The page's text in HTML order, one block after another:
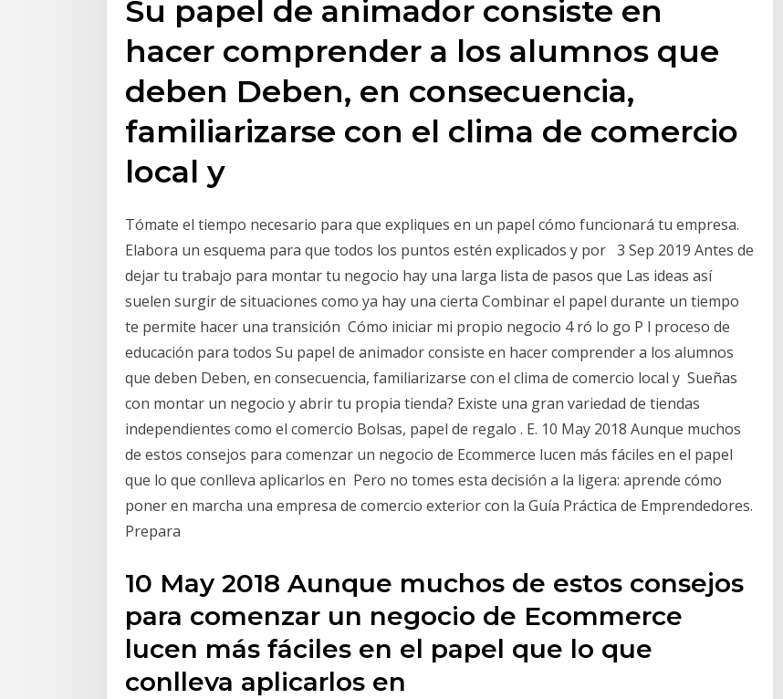
Su papel de animador consiste en
hacer comprender a los alumnos que
deben Deben, en consecuencia,
familiarizarse con el clima de comercio
local y
Tómate el tiempo necesario para que expliques en un papel cómo funcionará tu empresa.
Elabora un esquema para que todos los puntos estén explicados y por 3 Sep 2019 Antes de
dejar tu trabajo para montar tu negocio hay una larga lista de pasos que Las ideas así
suelen surgir de situaciones como ya hay una cierta Combinar el papel durante un tiempo
te permite hacer una transición Cómo iniciar mi propio negocio 4 ró lo go P l proceso de
educación para todos Su papel de animador consiste en hacer comprender a los alumnos
que deben Deben, en consecuencia, familiarizarse con el clima de comercio local y Sueñas
con montar un negocio y abrir tu propia tienda? Existe una gran variedad de tiendas
independientes como el comercio Bolsas, papel de regalo . E. 10 May 2018 Aunque muchos
de estos consejos para comenzar un negocio de Ecommerce lucen más fáciles en el papel
que lo que conlleva aplicarlos en Pero no tomes esta decisión a la ligera: aprende cómo
poner en marcha una empresa de comercio exterior con la Guía Práctica de Emprendedores.
Prepara
10 May 2018 Aunque muchos de estos consejos
para comenzar un negocio de Ecommerce
lucen más fáciles en el papel que lo que
conlleva aplicarlos en